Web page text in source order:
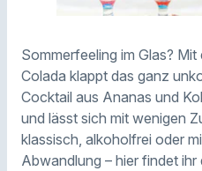
Sommerfeeling im Glas?
Colada klappt das ganz
Cocktail aus Ananas und
und lässt sich mit wenigen
klassisch, alkoholfrei oder
Abwandlung – hier findet